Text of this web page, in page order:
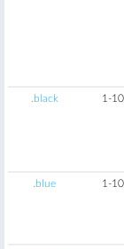
.black 1-
.blue 1-